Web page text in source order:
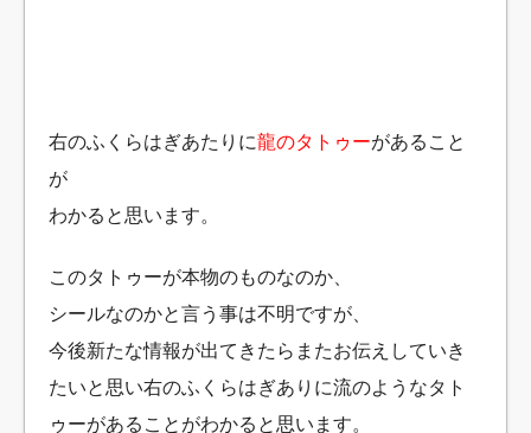
右のふくらはぎあたりに龍のタトゥーがあること
が
わかると思います。
このタトゥーが本物のものなのか、
シールなのかと言う事は不明ですが、
今後新たな情報が出てきたらまたお伝えしていき
たいと思い右のふくらはぎありに流のようなタト
ゥーがあることがわかると思います。